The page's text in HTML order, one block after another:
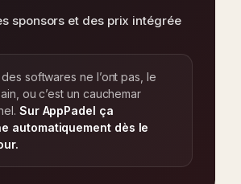
sponsors et des prix intégrée
softwares ne l’ont pas, le
ou c’est un cauchemar
Sur AppPadel ça
automatiquement dès le